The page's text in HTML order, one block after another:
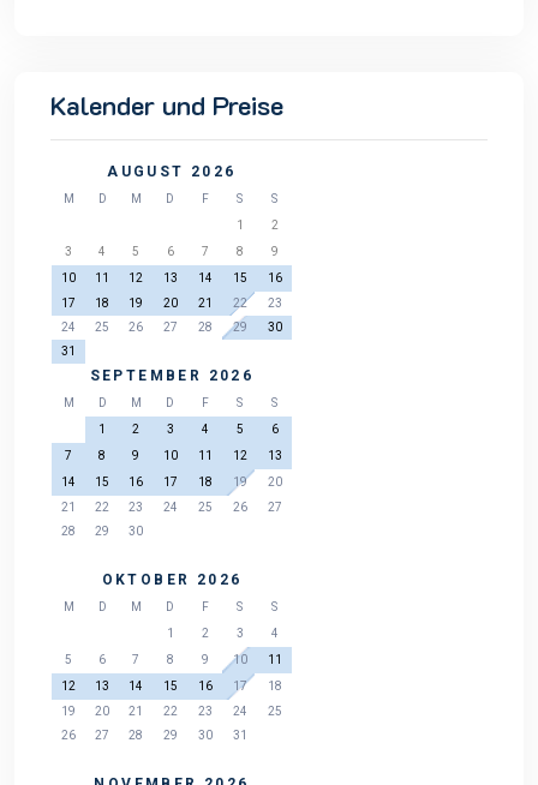
Kalender und Preise
AUGUST 2026
M D M D F S
S
1
2
3
4 5 6 7 8
9
10
11 12 13 14 15
16
17
18 19 20 21 22
23
24
25 26 27 28 29
30
31
SEPTEMBER 2026
M D M D F S
S
1
2 3 4 5
6
7
8 9 10 11 12
13
14
15 16 17 18 19
20
21
22 23 24 25 26
27
28
29 30
OKTOBER 2026
M D M D F S
S
1
2 3
4
5
6 7 8 9 10
11
12
13 14 15 16 17
18
19
20 21 22 23 24
25
26
27 28 29 30 31